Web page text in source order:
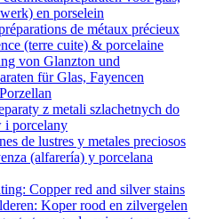
en porselein
de métaux précieux
(terre cuite) & porcelaine
von Glanzton und
für Glas, Fayencen
z metali szlachetnych do
i porcelany
de lustres y metales preciosos
(alfarería) y porcelana
Copper red and silver stains
Koper rood en zilvergelen